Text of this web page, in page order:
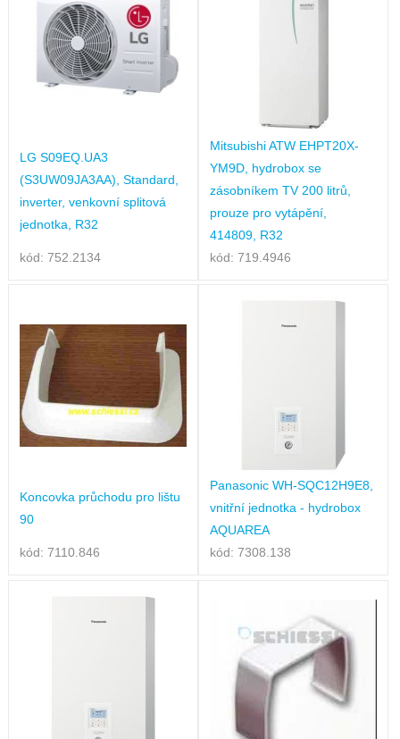
LG S09EQ.UA3
(S3UW09JA3AA), Standard,
inverter, venkovní splitová
jednotka, R32
kód: 752.2134
Mitsubishi ATW EHPT20X-
YM9D, hydrobox se
zásobníkem TV 200 litrů,
prouze pro vytápění,
414809, R32
kód: 719.4946
Koncovka průchodu pro lištu
90
kód: 7110.846
Panasonic WH-SQC12H9E8,
vnitřní jednotka - hydrobox
AQUAREA
kód: 7308.138